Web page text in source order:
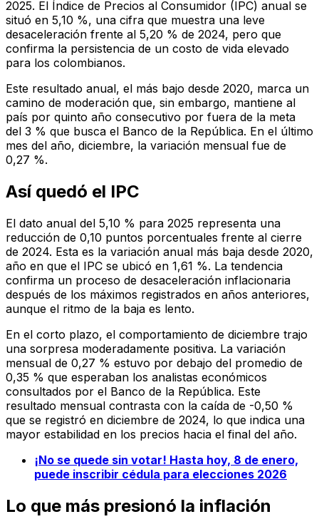
2025. El Índice de Precios al Consumidor (IPC) anual se
situó en 5,10 %, una cifra que muestra una leve
desaceleración frente al 5,20 % de 2024, pero que
confirma la persistencia de un costo de vida elevado
para los colombianos.
Este resultado anual, el más bajo desde 2020, marca un
camino de moderación que, sin embargo, mantiene al
país por quinto año consecutivo por fuera de la meta
del 3 % que busca el Banco de la República. En el último
mes del año, diciembre, la variación mensual fue de
0,27 %.
Así quedó el IPC
El dato anual del 5,10 % para 2025 representa una
reducción de 0,10 puntos porcentuales frente al cierre
de 2024. Esta es la variación anual más baja desde 2020,
año en que el IPC se ubicó en 1,61 %. La tendencia
confirma un proceso de desaceleración inflacionaria
después de los máximos registrados en años anteriores,
aunque el ritmo de la baja es lento.
En el corto plazo, el comportamiento de diciembre trajo
una sorpresa moderadamente positiva. La variación
mensual de 0,27 % estuvo por debajo del promedio de
0,35 % que esperaban los analistas económicos
consultados por el Banco de la República. Este
resultado mensual contrasta con la caída de -0,50 %
que se registró en diciembre de 2024, lo que indica una
mayor estabilidad en los precios hacia el final del año.
¡No se quede sin votar! Hasta hoy, 8 de enero,
puede inscribir cédula para elecciones 2026
Lo que más presionó la inflación